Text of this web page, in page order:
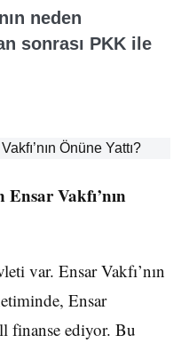
neden
sonrası PKK ile
Vakfı’nın
var. Ensar Vakfı’nın
Ensar
finanse ediyor. Bu